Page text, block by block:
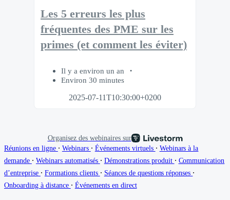
Les 5 erreurs les plus
fréquentes des PME sur les
primes (et comment les éviter)
Il y a environ un an
Environ 30 minutes
2025-07-11T10:30:00+0200
Organisez des webinaires sur
Réunions en ligne ∙ Webinars ∙ Événements virtuels ∙ Webinars à la
demande ∙ Webinars automatisés ∙ Démonstrations produit ∙ Communication
d’entreprise ∙ Formations clients ∙ Séances de questions réponses ∙
Onboarding à distance ∙ Événements en direct